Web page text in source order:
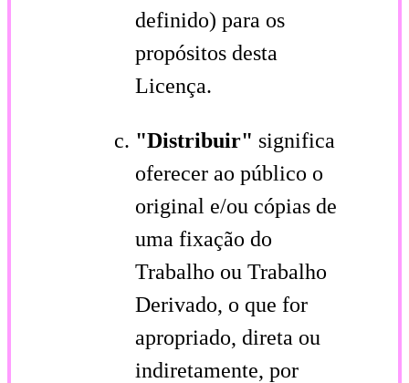
definido) para os
propósitos desta
Licença.
"Distribuir" significa
oferecer ao público o
original e/ou cópias de
uma fixação do
Trabalho ou Trabalho
Derivado, o que for
apropriado, direta ou
indiretamente, por